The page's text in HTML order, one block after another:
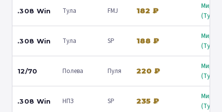
.308 Win Тула FMJ 182 ₽
Мир
.308 Win Тула SP 188 ₽
Мир
12/70 Полева Пуля 220 ₽
Мир
.308 Win НПЗ SP 235 ₽
Мир